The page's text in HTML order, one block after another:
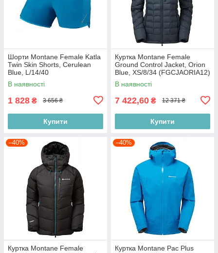
Шорти Montane Female Katla
Twin Skin Shorts, Cerulean
Blue, L/14/40
(FKTSKCERN11)
В наявності
1 828 ₴ 3 656 ₴
Купити
Куртка Montane Female
Ground Control Jacket, Orion
Blue, XS/8/34 (FGCJAORIA12)
В наявності
7 422,60 ₴ 12 371 ₴
Купити
–40%
Куртка Montane Female
–40%
Куртка Montane Pac Plus